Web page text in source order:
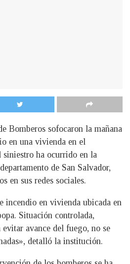
Bomberos sofocaron la mañana
en una vivienda en el
ha ocurrido en la
de San Salvador,
en sus redes sociales.
incendio en vivienda ubicada en
Situación controlada,
avance del fuego, no se
detalló la institución.